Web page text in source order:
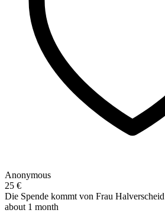
Anonymous
25 €
Die Spende kommt von Frau Halverscheid
about 1 month